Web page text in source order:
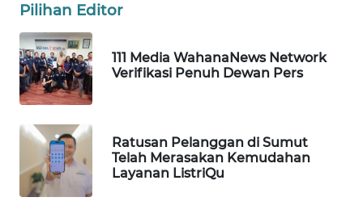
Pilihan Editor
111 Media WahanaNews Network
Verifikasi Penuh Dewan Pers
Ratusan Pelanggan di Sumut
Telah Merasakan Kemudahan
Layanan ListriQu
PLN
WATCH
MKLI
LPKKI
LKKI